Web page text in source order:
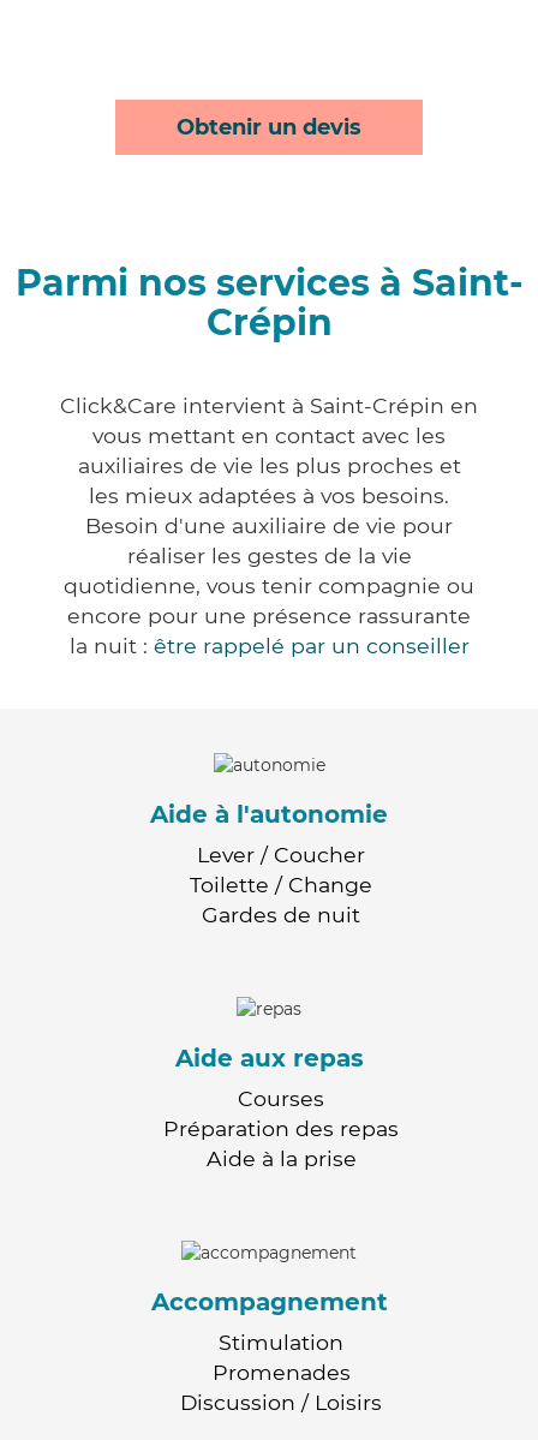
Obtenir un devis
Parmi nos services à Saint-
Crépin
Click&Care intervient à Saint-Crépin en
vous mettant en contact avec les
auxiliaires de vie les plus proches et
les mieux adaptées à vos besoins.
Besoin d'une auxiliaire de vie pour
réaliser les gestes de la vie
quotidienne, vous tenir compagnie ou
encore pour une présence rassurante
la nuit : être rappelé par un conseiller
Aide à l'autonomie
Lever / Coucher
Toilette / Change
Gardes de nuit
Aide aux repas
Courses
Préparation des repas
Aide à la prise
Accompagnement
Stimulation
Promenades
Discussion / Loisirs